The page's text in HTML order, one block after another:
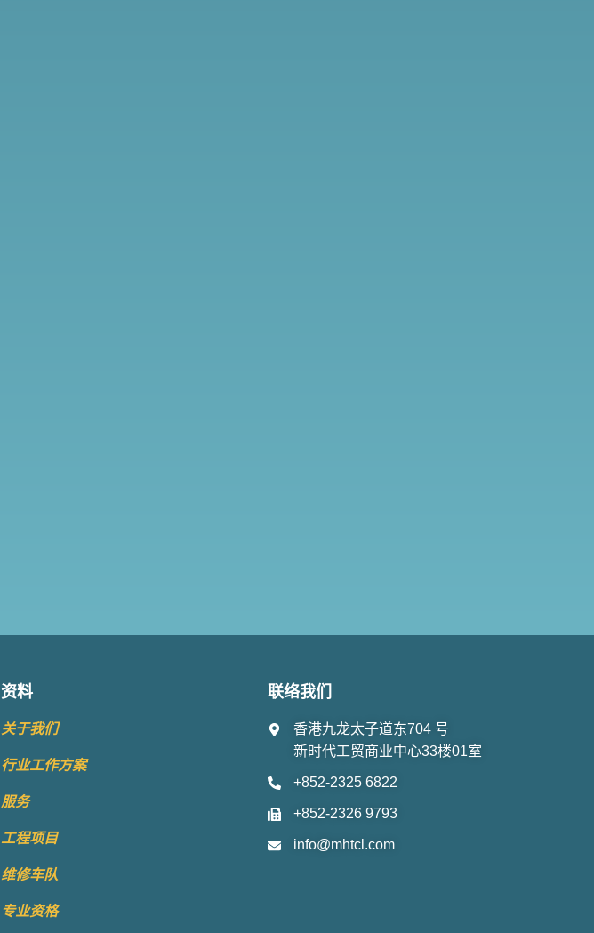
资料
关于我们
行业工作方案
服务
工程项目
维修车队
专业资格
联络我们
香港九龙太子道东704 号
新时代工贸商业中心33楼01室
+852-2325 6822
+852-2326 9793
info@mhtcl.com